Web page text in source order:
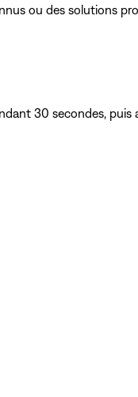
ou des solutions
30 secondes, puis